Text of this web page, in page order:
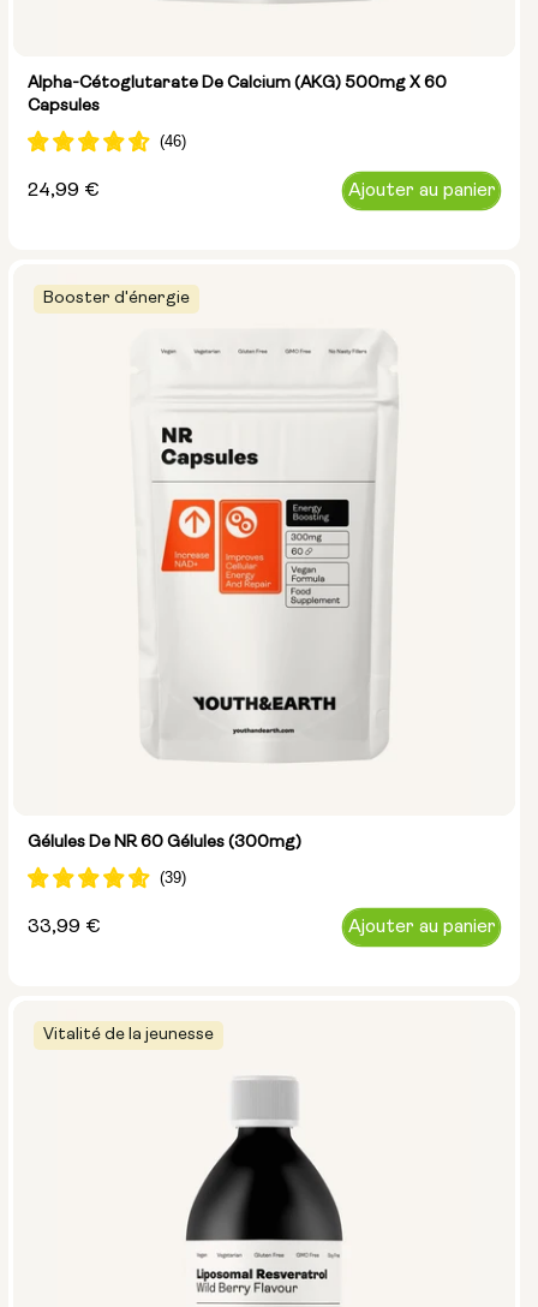
Alpha-Cétoglutarate De Calcium (AKG) 500mg X 60
Capsules
Prix
24,99 € Ajouter au panier
Booster d'énergie
Gélules De NR 60 Gélules (300mg)
Prix
33,99 € Ajouter au panier
Vitalité de la jeunesse